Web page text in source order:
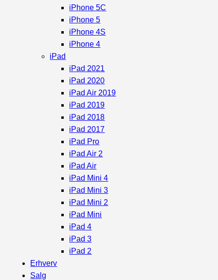
iPhone 5C
iPhone 5
iPhone 4S
iPhone 4
iPad
iPad 2021
iPad 2020
iPad Air 2019
iPad 2019
iPad 2018
iPad 2017
iPad Pro
iPad Air 2
iPad Air
iPad Mini 4
iPad Mini 3
iPad Mini 2
iPad Mini
iPad 4
iPad 3
iPad 2
Erhverv
Salg